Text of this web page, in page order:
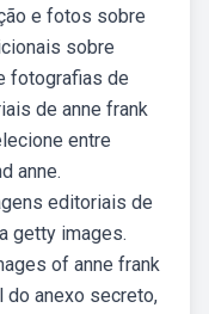
e fotos sobre
sobre
fotografias de
de anne frank
entre
anne.
editoriais de
getty images.
of anne frank
do anexo secreto,